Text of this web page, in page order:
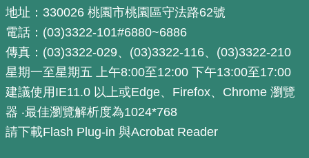
導
覽
市
政
信
箱
桃
地址：330026 桃園市桃園區守法路62號
電話：(03)3322-101#6880~6886
傳真：(03)3322-029、(03)3322-116、(03)3322-210
星期一至星期五 上午8:00至12:00 下午13:00至17:00
建議使用IE11.0 以上或Edge、Firefox、Chrome 瀏覽
器 ‧最佳瀏覽解析度為1024*768
請下載Flash Plug-in 與Acrobat Reader